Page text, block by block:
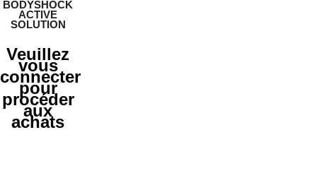
BODYSHOCK
ACTIVE
SOLUTION
Veuillez
vous
connecter
pour
procéder
aux
achats